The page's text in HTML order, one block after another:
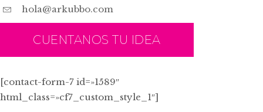
hola@arkubbo.com
CUENTANOS TU IDEA
[contact-form-7 id=»1589″
html_class=»cf7_custom_style_1″]